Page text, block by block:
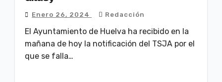
Enero 26, 2024 Redacción
El Ayuntamiento de Huelva ha recibido en la
mañana de hoy la notificación del TSJA por el
que se falla…